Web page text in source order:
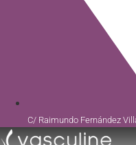
C/ Raimundo Fernández